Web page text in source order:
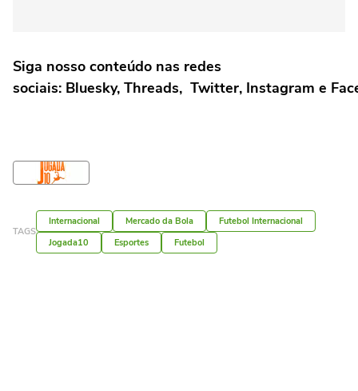
Siga nosso conteúdo nas redes
sociais: Bluesky, Threads, Twitter, Instagram e
TAGS
Internacional Mercado da Bola
Futebol Internacional
Jogada10
Esportes Futebol